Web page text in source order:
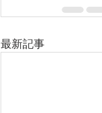
最新記事